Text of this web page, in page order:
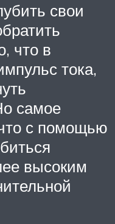
свои
что в
тока,
самое
с помощью
высоким